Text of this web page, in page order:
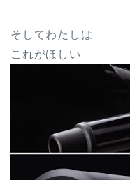
そしてわたしは
これがほしい